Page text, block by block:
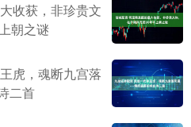
收获，非珍贵文
朝之谜
虎，魂断九宫落
二首